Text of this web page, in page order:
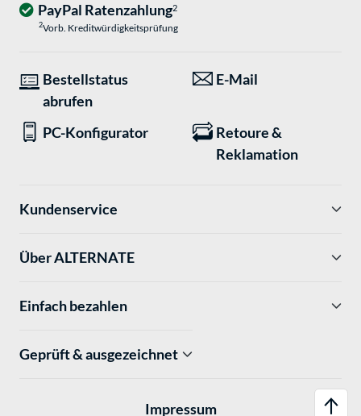
PayPal Ratenzahlung2
2Vorb. Kreditwürdigkeitsprüfung
Bestellstatus
abrufen
E-Mail
PC-Konfigurator
Retoure &
Reklamation
Kundenservice
Über ALTERNATE
Einfach bezahlen
Geprüft & ausgezeichnet
Impressum